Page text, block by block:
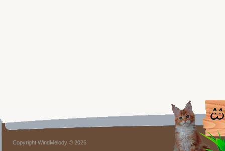
Copyright WindMelody © 2026